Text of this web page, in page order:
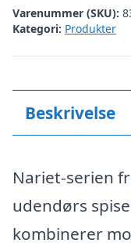
Varenummer (SKU):
Kategori: Produkter
Beskrivelse
Nariet-serien
udendørs
kombinerer